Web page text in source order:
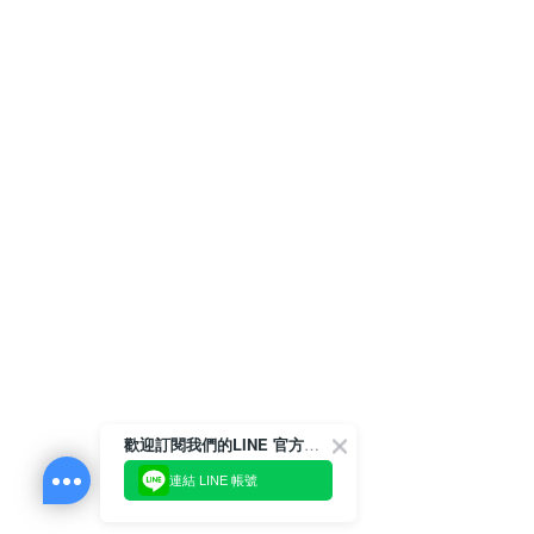
歡迎訂閱我們的LINE 官方帳號
連結 LINE 帳號